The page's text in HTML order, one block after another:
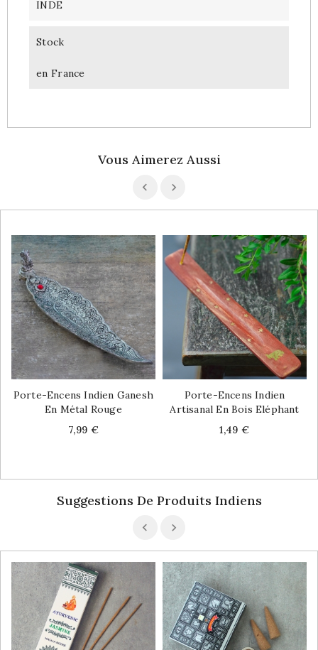
INDE
Stock
en France
Vous Aimerez Aussi
Porte-Encens Indien Ganesh
En Métal Rouge
Price
7,99 €
Porte-Encens Indien
Artisanal En Bois Eléphant
Price
1,49 €
Suggestions De Produits Indiens